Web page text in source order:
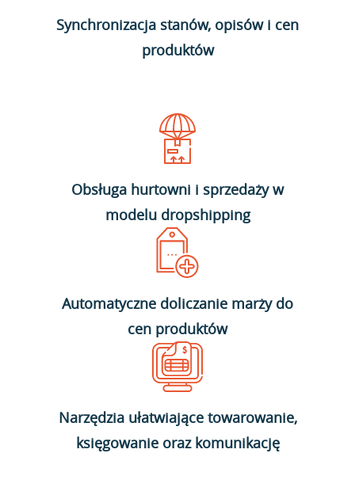
Synchronizacja stanów, opisów i cen
produktów
Obsługa hurtowni i sprzedaży w
modelu dropshipping
Automatyczne doliczanie marży do
cen produktów
Narzędzia ułatwiające towarowanie,
księgowanie oraz komunikację